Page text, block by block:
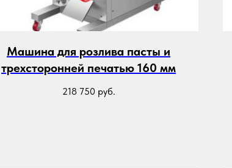
Машина для розлива пасты и
трехсторонней печатью 160 мм
218 750 руб.